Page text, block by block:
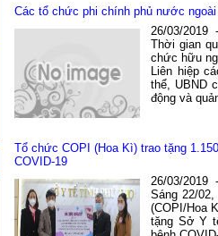
Các tổ chức phi chính phủ nước
26/03/2019
Thời gian
chức hữu
Liên hiệp
thể, UBND
động và
Tổ chức COPI (Hoa Kì) trao tặng
COVID-19
26/03/2019
Sáng 22/
(COPI/Hoa
tặng Sở Y